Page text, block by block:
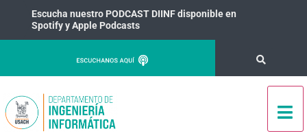
Escucha nuestro PODCAST DIINF disponible en
Spotify y Apple Podcasts